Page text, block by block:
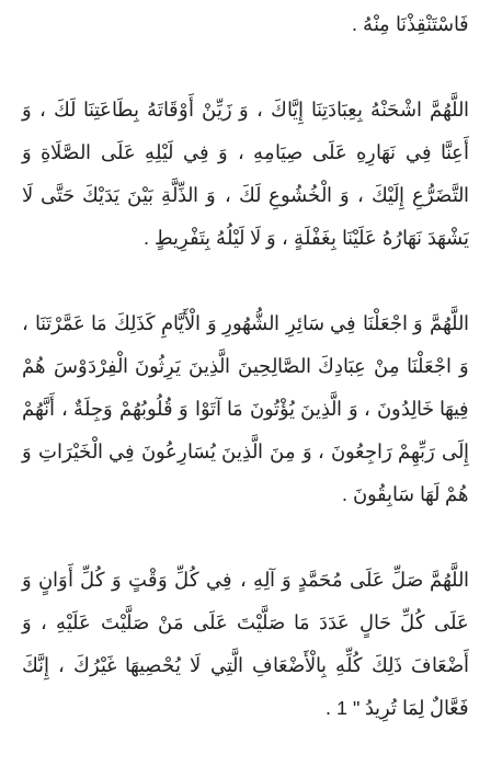
فَاسْتَنْقِذْنَا مِنْهُ .
اللَّهُمَّ اشْحَنْهُ بِعِبَادَتِنَا إِيَّاكَ ، وَ زَيِّنْ أَوْقَاتَهُ بِطَاعَتِنَا لَكَ ، وَ
أَعِنَّا فِي نَهَارِهِ عَلَى صِيَامِهِ ، وَ فِي لَيْلِهِ عَلَى الصَّلَاةِ وَ
التَّضَرُّعِ إِلَيْكَ ، وَ الْخُشُوعِ لَكَ ، وَ الذِّلَّةِ بَيْنَ يَدَيْكَ حَتَّى لَا
يَشْهَدَ نَهَارُهُ عَلَيْنَا بِغَفْلَةٍ ، وَ لَا لَيْلُهُ بِتَفْرِيطٍ .
اللَّهُمَّ وَ اجْعَلْنَا فِي سَائِرِ الشُّهُورِ وَ الْأَيَّامِ كَذَلِكَ مَا عَمَّرْتَنَا ،
وَ اجْعَلْنَا مِنْ عِبَادِكَ الصَّالِحِينَ الَّذِينَ يَرِثُونَ الْفِرْدَوْسَ هُمْ
فِيهَا خَالِدُونَ ، وَ الَّذِينَ يُؤْتُونَ مَا آتَوْا وَ قُلُوبُهُمْ وَجِلَةٌ ، أَنَّهُمْ
إِلَى رَبِّهِمْ رَاجِعُونَ ، وَ مِنَ الَّذِينَ يُسَارِعُونَ فِي الْخَيْرَاتِ وَ
هُمْ لَهَا سَابِقُونَ .
اللَّهُمَّ صَلِّ عَلَى مُحَمَّدٍ وَ آلِهِ ، فِي كُلِّ وَقْتٍ وَ كُلِّ أَوَانٍ وَ
عَلَى كُلِّ حَالٍ عَدَدَ مَا صَلَّيْتَ عَلَى مَنْ صَلَّيْتَ عَلَيْهِ ، وَ
أَضْعَافَ ذَلِكَ كُلِّهِ بِالْأَضْعَافِ الَّتِي لَا يُحْصِيهَا غَيْرُكَ ، إِنَّكَ
فَعَّالٌ لِمَا تُرِيدُ " 1 .